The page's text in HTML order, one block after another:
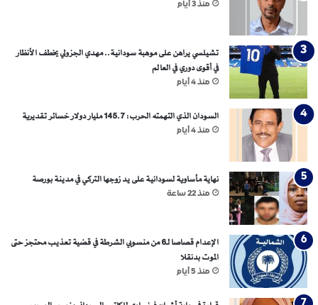
منذ 3 أيام
تشيلسي يراهن على موهبة سودانية.. مهدي الجزولي يخطف الأنظار
في أقوى دوري في العالم
منذ 4 أيام
السودان الذي التهمته الحرب: 145.7 مليار دولار خسائر تقديرية
منذ 4 أيام
نهاية مأساوية لسودانية على يد زوجها التركي في مدينة بورصة
منذ 22 ساعة
الإعدام قصاصا لـ6 من منسوبي الشرطة في قضية تعذيب محتجز حتى
الموت بدنقلا
منذ 5 أيام